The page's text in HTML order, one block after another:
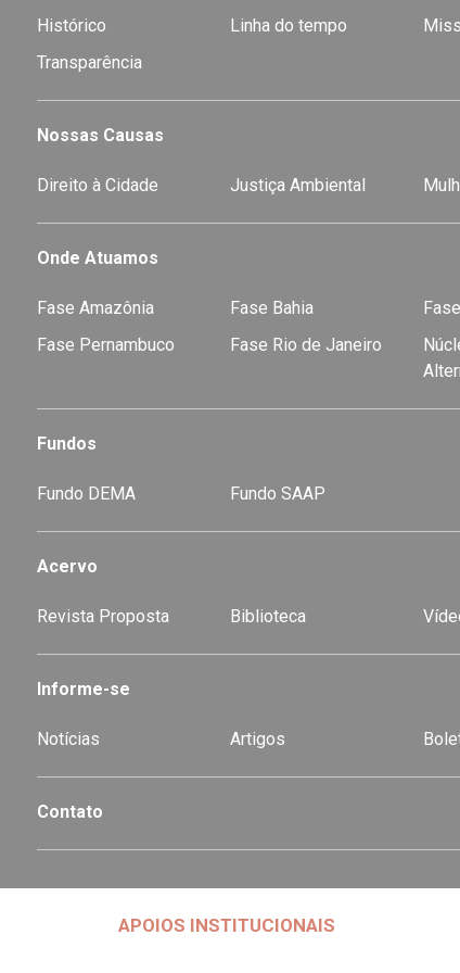
Histórico Linha do tempo
Transparência
Nossas Causas
Direito à Cidade Justiça Ambiental
Onde Atuamos
Fase Amazônia Fase Bahia
Fase Pernambuco
Fase Rio de Janeiro
Fundos
Fundo DEMA Fundo SAAP
Acervo
Revista Proposta Biblioteca
Informe-se
Notícias Artigos
Contato
APOIOS INSTITUCIONAIS